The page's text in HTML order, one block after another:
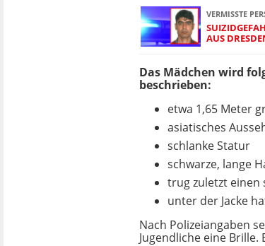
VERMISSTE
AUS
Das Mädchen wird
beschrieben:
etwa 1,65 Meter
asiatisches
schlanke Statur
schwarze, lange
trug zuletzt einen
unter der Jacke
Nach Polizeiangaben
Jugendliche eine